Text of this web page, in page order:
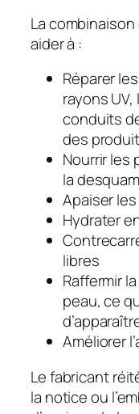
La
aider à :
Réparer
rayons
conduits
des
Nourrir les
la
Apaiser
Hydrater
libres
Raffermir
peau, ce
Améliorer
Le fabricant
la notice ou